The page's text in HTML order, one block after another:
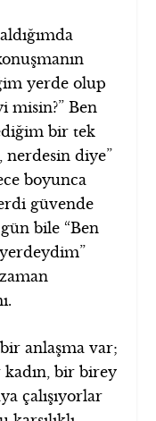
yerde olup
misin?” Ben
bir tek
nerdesin diye”
boyunca
güvende
bile “Ben
anlaşma var;
kadın, bir birey
çalışıyorlar